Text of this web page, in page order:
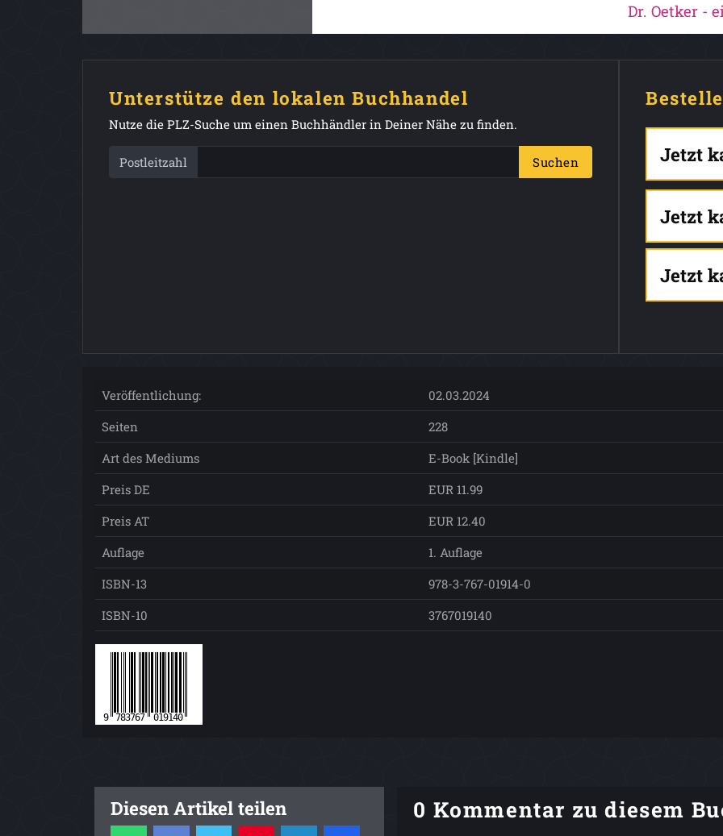
Dr. Oetker -
Unterstütze den lokalen Buchhandel
Nutze die PLZ-Suche um einen Buchhändler in Deiner Nähe zu finden.
Postleitzahl Suchen Jetzt
Jetzt
Jetzt
Veröffentlichung:
02.03.2024
Seiten
228
Art des Mediums
E-Book [Kindle]
Preis DE
EUR 11.99
Preis AT
EUR 12.40
Auflage
1. Auflage
ISBN-13
978-3-767-01914-0
ISBN-10
3767019140
Diesen Artikel teilen 0 Kommentar zu diesem